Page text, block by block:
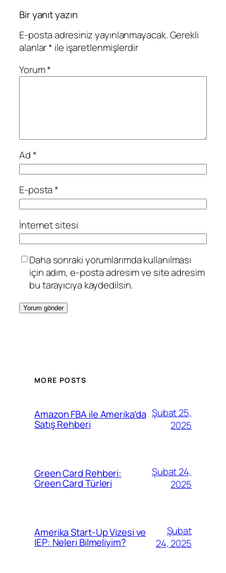
Bir yanıt yazın
E-posta adresiniz yayınlanmayacak.Gerekli
alanlar* ile işaretlenmişlerdir
Yorum*
Ad*
E-posta*
İnternet sitesi
Daha sonraki yorumlarımda kullanılması
için adım, e-posta adresim ve site adresim
bu tarayıcıya kaydedilsin.
MORE POSTS
Amazon FBA ile Amerika’da
Satış Rehberi
Şubat 25,
2025
Green Card Rehberi:
Green Card Türleri
Şubat 24,
2025
Amerika Start-Up Vizesi ve
IEP: Neleri Bilmeliyim?
Şubat
24, 2025